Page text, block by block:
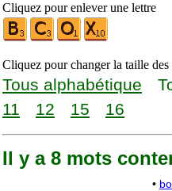
Cliquez pour enlever une lettre
Cliquez pour changer la taille des
Tous alphabétique
11
12 15 16
Il y a 8 mots
•